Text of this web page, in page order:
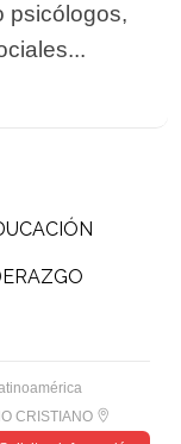
psicólogos,
CRISTIANO